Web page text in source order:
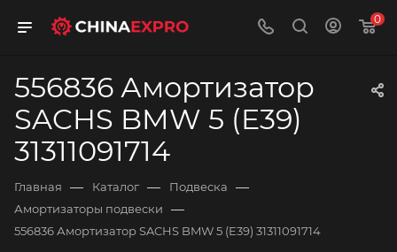
0
556836 Амортизатор
SACHS BMW 5 (E39)
31311091714
Главная — Каталог — Подвеска —
Амортизаторы подвески —
556836 Амортизатор SACHS BMW 5 (E39) 31311091714